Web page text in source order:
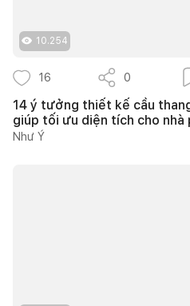
10.254
16 0
14 ý tưởng thiết kế cầu
giúp tối ưu diện tích cho nhà
Như Ý